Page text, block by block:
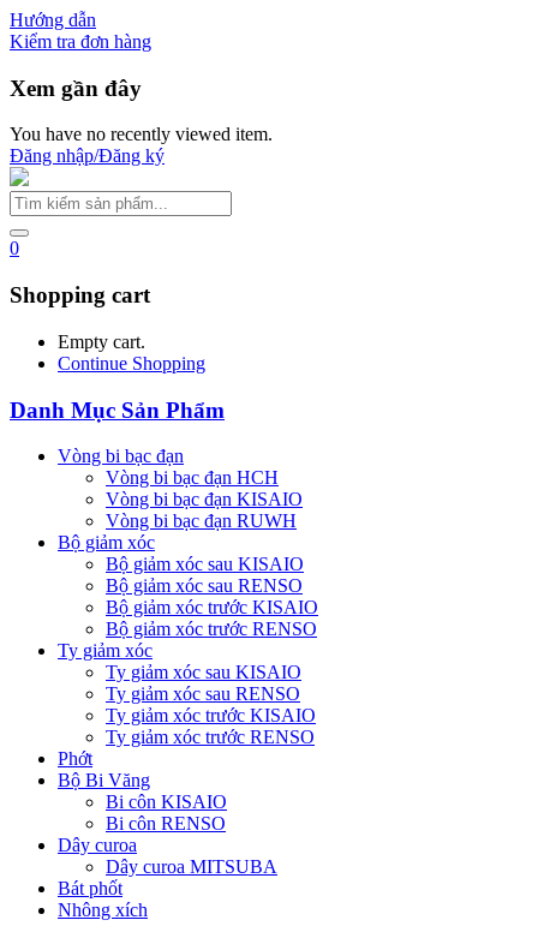
Hướng dẫn
Kiểm tra đơn hàng
Xem gần đây
You have no recently viewed item.
Đăng nhập/Đăng ký
0
Shopping cart
Empty cart.
Continue Shopping
Danh Mục Sản Phẩm
Vòng bi bạc đạn
Vòng bi bạc đạn HCH
Vòng bi bạc đạn KISAIO
Vòng bi bạc đạn RUWH
Bộ giảm xóc
Bộ giảm xóc sau KISAIO
Bộ giảm xóc sau RENSO
Bộ giảm xóc trước KISAIO
Bộ giảm xóc trước RENSO
Ty giảm xóc
Ty giảm xóc sau KISAIO
Ty giảm xóc sau RENSO
Ty giảm xóc trước KISAIO
Ty giảm xóc trước RENSO
Phớt
Bộ Bi Văng
Bi côn KISAIO
Bi côn RENSO
Dây curoa
Dây curoa MITSUBA
Bát phốt
Nhông xích